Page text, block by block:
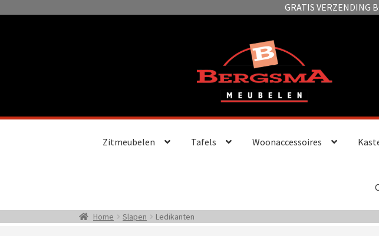
GRATIS VERZENDING
Zitmeubelen Tafels Woonaccessoires
Home Slapen Ledikanten